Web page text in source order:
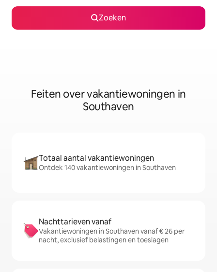
Zoeken
Feiten over vakantiewoningen in
Southaven
Totaal aantal vakantiewoningen
Ontdek 140 vakantiewoningen in Southaven
Nachttarieven vanaf
Vakantiewoningen in Southaven vanaf € 26 per
nacht, exclusief belastingen en toeslagen